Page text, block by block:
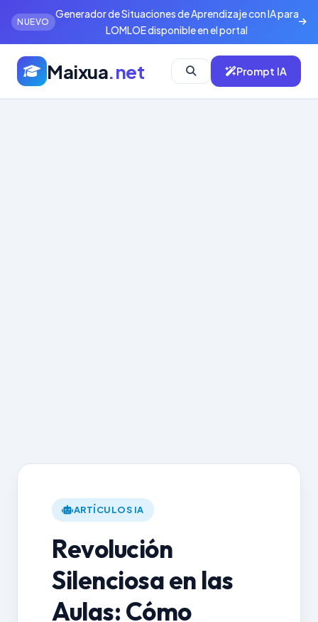
NUEVO
Generador de Situaciones de Aprendizaje con IA para
LOMLOE disponible en el portal
Maixua.net Prompt IA
ARTÍCULOS IA
Revolución
Silenciosa en las
Aulas: Cómo